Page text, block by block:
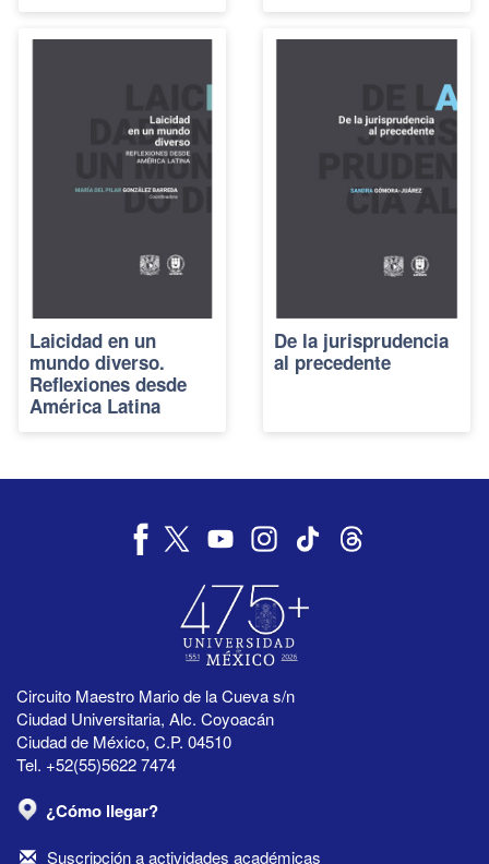
Laicidad en un
mundo diverso.
Reflexiones desde
América Latina
De la jurisprudencia
al precedente
Circuito Maestro Mario de la Cueva s/n
Ciudad Universitaria, Alc. Coyoacán
Ciudad de México, C.P. 04510
Tel. +52(55)5622 7474
¿Cómo llegar?
Suscripción a actividades académicas